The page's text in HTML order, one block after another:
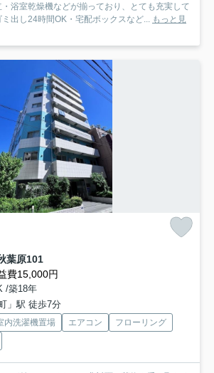
浴室乾燥機などが揃っており、とても充実して
出し24時間OK・宅配ボックスなど... もっと見
葉原101
費15,000円
/築18年
」駅 徒歩7分
内洗濯機置場 エアコン
フローリング